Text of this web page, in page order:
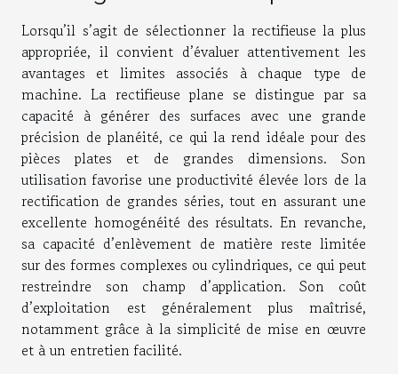
Lorsqu’il s’agit de sélectionner la rectifieuse la plus
appropriée, il convient d’évaluer attentivement les
avantages et limites associés à chaque type de
machine. La rectifieuse plane se distingue par sa
capacité à générer des surfaces avec une grande
précision de planéité, ce qui la rend idéale pour des
pièces plates et de grandes dimensions. Son
utilisation favorise une productivité élevée lors de la
rectification de grandes séries, tout en assurant une
excellente homogénéité des résultats. En revanche,
sa capacité d’enlèvement de matière reste limitée
sur des formes complexes ou cylindriques, ce qui peut
restreindre son champ d’application. Son coût
d’exploitation est généralement plus maîtrisé,
notamment grâce à la simplicité de mise en œuvre
et à un entretien facilité.